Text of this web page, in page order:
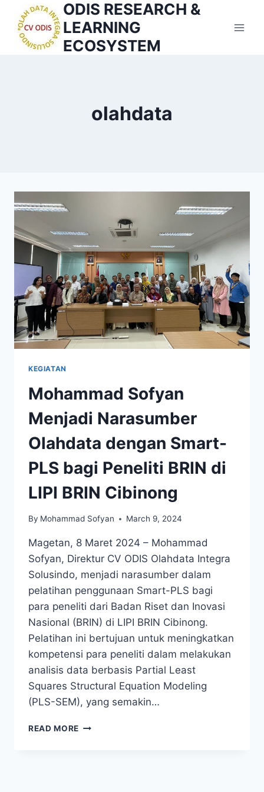
content
ODIS RESEARCH &
LEARNING
ECOSYSTEM
olahdata
KEGIATAN
Mohammad Sofyan
Menjadi Narasumber
Olahdata dengan Smart-
PLS bagi Peneliti BRIN di
LIPI BRIN Cibinong
By Mohammad Sofyan March 9, 2024
Magetan, 8 Maret 2024 – Mohammad
Sofyan, Direktur CV ODIS Olahdata Integra
Solusindo, menjadi narasumber dalam
pelatihan penggunaan Smart-PLS bagi
para peneliti dari Badan Riset dan Inovasi
Nasional (BRIN) di LIPI BRIN Cibinong.
Pelatihan ini bertujuan untuk meningkatkan
kompetensi para peneliti dalam melakukan
analisis data berbasis Partial Least
Squares Structural Equation Modeling
(PLS-SEM), yang semakin…
READ MORE MOHAMMAD